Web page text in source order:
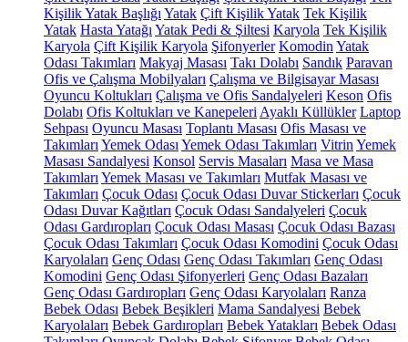
Kişilik Yatak Başlığı Yatak Çift Kişilik Yatak Tek Kişilik
Yatak Hasta Yatağı Yatak Pedi & Şiltesi Karyola Tek Kişilik
Karyola Çift Kişilik Karyola Şifonyerler Komodin Yatak
Odası Takımları Makyaj Masası Takı Dolabı Sandık Paravan
Ofis ve Çalışma Mobilyaları Çalışma ve Bilgisayar Masası
Oyuncu Koltukları Çalışma ve Ofis Sandalyeleri Keson Ofis
Dolabı Ofis Koltukları ve Kanepeleri Ayaklı Küllükler Laptop
Sehpası Oyuncu Masası Toplantı Masası Ofis Masası ve
Takımları Yemek Odası Yemek Odası Takımları Vitrin Yemek
Masası Sandalyesi Konsol Servis Masaları Masa ve Masa
Takımları Yemek Masası ve Takımları Mutfak Masası ve
Takımları Çocuk Odası Çocuk Odası Duvar Stickerları Çocuk
Odası Duvar Kağıtları Çocuk Odası Sandalyeleri Çocuk
Odası Gardıropları Çocuk Odası Masası Çocuk Odası Bazası
Çocuk Odası Takımları Çocuk Odası Komodini Çocuk Odası
Karyolaları Genç Odası Genç Odası Takımları Genç Odası
Komodini Genç Odası Şifonyerleri Genç Odası Bazaları
Genç Odası Gardıropları Genç Odası Karyolaları Ranza
Bebek Odası Bebek Beşikleri Mama Sandalyesi Bebek
Karyolaları Bebek Gardıropları Bebek Yatakları Bebek Odası